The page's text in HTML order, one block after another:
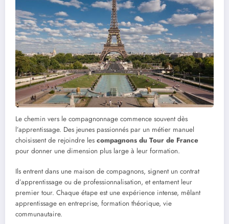
Le chemin vers le compagnonnage commence souvent dès
l’apprentissage. Des jeunes passionnés par un métier manuel
choisissent de rejoindre les compagnons du Tour de France
pour donner une dimension plus large à leur formation.
Ils entrent dans une maison de compagnons, signent un contrat
d’apprentissage ou de professionnalisation, et entament leur
premier tour. Chaque étape est une expérience intense, mêlant
apprentissage en entreprise, formation théorique, vie
communautaire.